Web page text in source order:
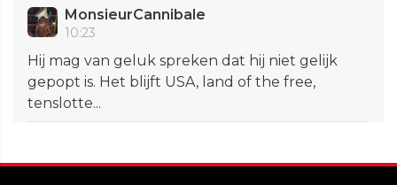
MonsieurCannibale
10:23
Hij mag van geluk spreken dat hij niet gelijk
gepopt is. Het blijft USA, land of the free,
tenslotte...